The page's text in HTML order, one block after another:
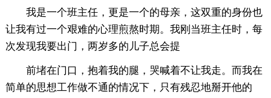
我是一个班主任，更是一个的母亲，这双重的身份也
让我有过一个艰难的心理煎熬时期。我刚当班主任时，每
次发现我要出门，两岁多的儿子总会提
前堵在门口，抱着我的腿，哭喊着不让我走。而我在
简单的思想工作做不通的情况下，只有残忍地掰开他的